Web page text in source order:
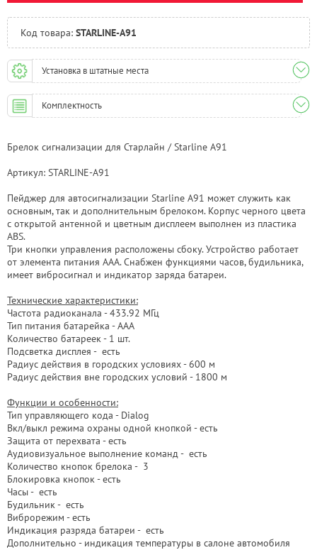
Код товара: STARLINE-A91
Установка в штатные места
Комплектность
Брелок сигнализации для Старлайн / Starline А91
Артикул: STARLINE-A91
Пейджер для автосигнализации Starline A91 может служить как
основным, так и дополнительным брелоком. Корпус черного цвета
с открытой антенной и цветным дисплеем выполнен из пластика
ABS.
Три кнопки управления расположены сбоку. Устройство работает
от элемента питания ААА. Снабжен функциями часов, будильника,
имеет вибросигнал и индикатор заряда батареи.
Технические характеристики:
Частота радиоканала - 433.92 МГц
Тип питания батарейка - ААА
Количество батареек - 1 шт.
Подсветка дисплея - есть
Радиус действия в городских условиях - 600 м
Радиус действия вне городских условий - 1800 м
Функции и особенности:
Тип управляющего кода - Dialog
Вкл/выкл режима охраны одной кнопкой - есть
Защита от перехвата - есть
Аудиовизуальное выполнение команд - есть
Количество кнопок брелока - 3
Блокировка кнопок - есть
Часы - есть
Будильник - есть
Виброрежим - есть
Индикация разряда батареи - есть
Дополнительно - индикация температуры в салоне автомобиля